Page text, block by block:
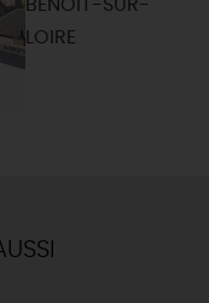
BENOIT-SUR-
LOIRE